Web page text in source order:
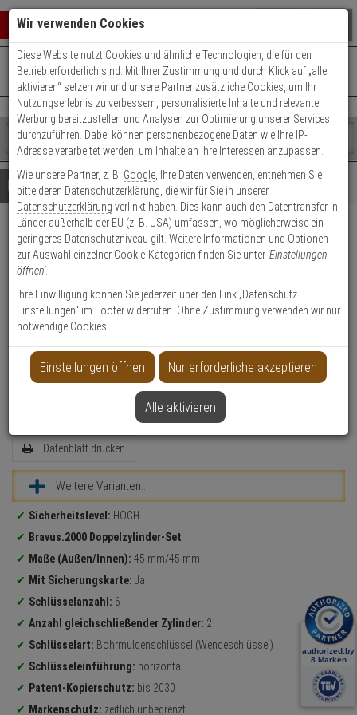
Warenkorb schließen
0 ARTIKEL IM WARENKORB
Ihr Warenkorb ist momentan leer.
Ergebnisse ()
Fertig
Shop
durchsuchen
Bitte
geben
Sie
mindestens
Zeichen
ein,
um
Suche
Es
wurde
noch
Kategorien
Suche
gestartet
+49 (0)821 899 493-0Mo. - Do.: 8:00 - 16:30 | Fr.: 8:00 - 14:00 Uhr
Kontaktservice nutzen
Details Beratung
2er Abus Bravus 2000
Doppelzylinder 45/45 6 Schl.
1
Zylinder messen
Datenblatt drucken
Weitere Varianten...
Produktinformationen
Sicherheitslevel: HOCH
Bravus.2000 Doppelzylinder-Set
Maße (Außen/Innen): 45 mm/45 mm
Mit Sicherungskarte: Ja
Schlüsselanzahl: 6
Anzahl gleichschließender Zylinder: 2
Schlüsselart: Bohrmuldenschlüssel (Wendeschlüssel)
Schlüsseleinführung: horizontal
Patent-Kopierschutz: bis 2030
Markenschutz: zeitlich unbegrenzt
Wir verwenden Cookies
Diese Website nutzt Cookies und ähnliche Technologien, die für den
Betrieb erforderlich sind. Mit Ihrer Zustimmung und durch Klick auf „alle
aktivieren“ setzen wir und unsere Partner zusätzliche Cookies, um Ihr
Nutzungserlebnis zu verbessern, personalisierte Inhalte und relevante
Werbung bereitzustellen und Analysen zur Optimierung unserer Services
durchzuführen. Dabei können personenbezogene Daten wie Ihre IP-
Adresse verarbeitet werden, um Inhalte an Ihre Interessen anzupassen.
Wie unsere Partner, z. B. Google , Ihre Daten verwenden, entnehmen Sie
bitte deren Datenschutzerklärung, die wir für Sie in unserer
Datenschutzerklärung verlinkt haben. Dies kann auch den Datentransfer in
Länder außerhalb der EU (z. B. USA) umfassen, wo möglicherweise ein
geringeres Datenschutzniveau gilt. Weitere Informationen und Optionen
zur Auswahl einzelner Cookie-Kategorien finden Sie unter 'Einstellungen
öffnen'.
Ihre Einwilligung können Sie jederzeit über den Link „Datenschutz
Einstellungen“ im Footer widerrufen. Ohne Zustimmung verwenden wir nur
notwendige Cookies.
Einstellungen öffnen Nur erforderliche akzeptieren
Alle aktivieren